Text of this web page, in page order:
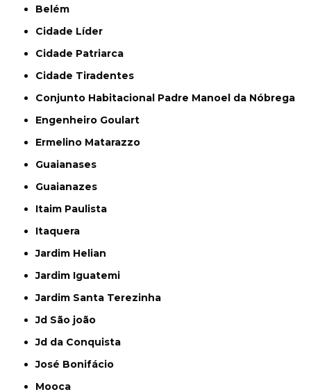
Belém
Cidade Líder
Cidade Patriarca
Cidade Tiradentes
Conjunto Habitacional Padre Manoel da Nóbrega
Engenheiro Goulart
Ermelino Matarazzo
Guaianases
Guaianazes
Itaim Paulista
Itaquera
Jardim Helian
Jardim Iguatemi
Jardim Santa Terezinha
Jd São joão
Jd da Conquista
José Bonifácio
Mooca